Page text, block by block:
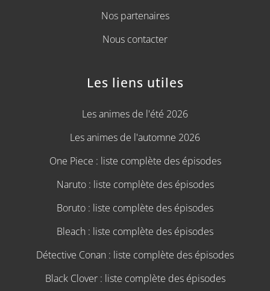
Nos partenaires
Nous contacter
Les liens utiles
Les animes de l'été 2026
Les animes de l'automne 2026
One Piece : liste complète des épisodes
Naruto : liste complète des épisodes
Boruto : liste complète des épisodes
Bleach : liste complète des épisodes
Détective Conan : liste complète des épisodes
Black Clover : liste complète des épisodes